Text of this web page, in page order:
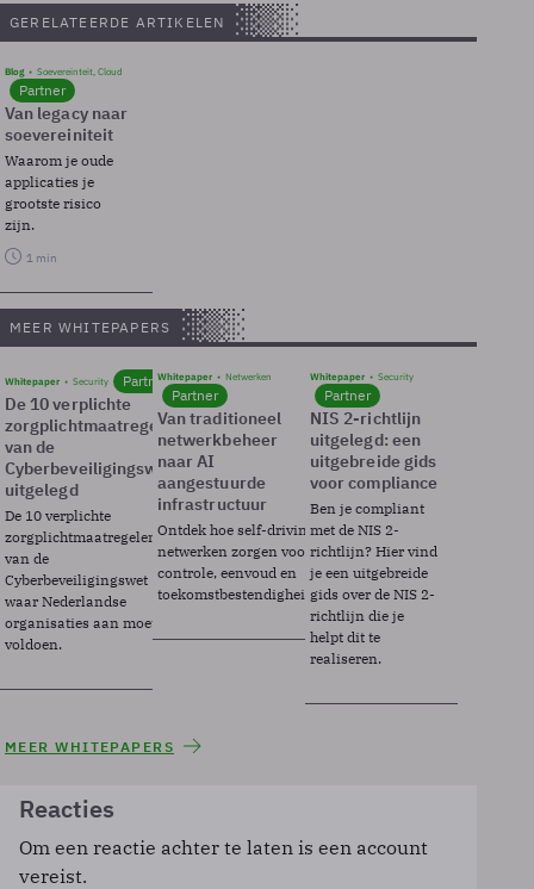
GERELATEERDE ARTIKELEN
Blog Soevereinteit, Cloud
Partner
Van legacy naar
soevereiniteit
Waarom je oude
applicaties je
grootste risico
zijn.
1 min
MEER WHITEPAPERS
Whitepaper Security Partner
De 10 verplichte
zorgplichtmaatregelen
van de
Cyberbeveiligingswet
uitgelegd
De 10 verplichte
zorgplichtmaatregelen
van de
Cyberbeveiligingswet
waar Nederlandse
organisaties aan moeten
voldoen.
Whitepaper Netwerken
Partner
Van traditioneel
netwerkbeheer
naar AI
aangestuurde
infrastructuur
Ontdek hoe self-driving
netwerken zorgen voor
controle, eenvoud en
toekomstbestendigheid.
Whitepaper Security
Partner
NIS 2-richtlijn
uitgelegd: een
uitgebreide gids
voor compliance
Ben je compliant
met de NIS 2-
richtlijn? Hier vind
je een uitgebreide
gids over de NIS 2-
richtlijn die je
helpt dit te
realiseren.
MEER WHITEPAPERS
Reacties
Om een reactie achter te laten is een account
vereist.